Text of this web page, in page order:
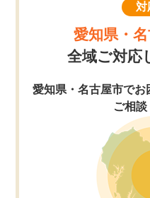
対
愛知県・
全域ご対応
愛知県・名古屋市でお
ご相談